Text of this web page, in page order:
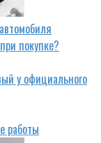
покупке?
у официального
работы